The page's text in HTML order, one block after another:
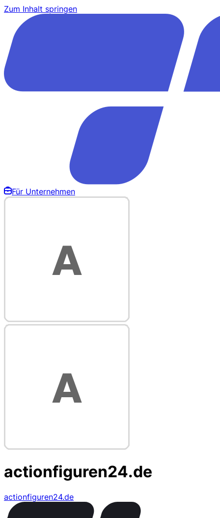
Zum Inhalt springen
Für Unternehmen
actionfiguren24.de
actionfiguren24.de